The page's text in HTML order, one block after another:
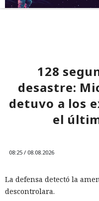
128
desastre:
detuvo a los
el
08:25 / 08.08.2026
La defensa detectó la
descontrolara.